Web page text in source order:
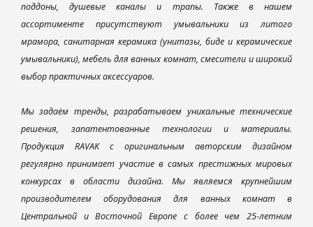
поддоны, душевые каналы и трапы. Также в нашем
ассортименте присутствуют умывальники из литого
мрамора, санитарная керамика (унитазы, биде и керамические
умывальники), мебель для ванных комнат, смесители и широкий
выбор практичных аксессуаров.
Мы задаём тренды, разрабатываем уникальные технические
решения, запатентованные технологии и материалы.
Продукция RAVAK с оригинальным авторским дизайном
регулярно принимает участие в самых престижных мировых
конкурсах в области дизайна. Мы являемся крупнейшим
производителем оборудования для ванных комнат в
Центральной и Восточной Европе с более чем 25-летним